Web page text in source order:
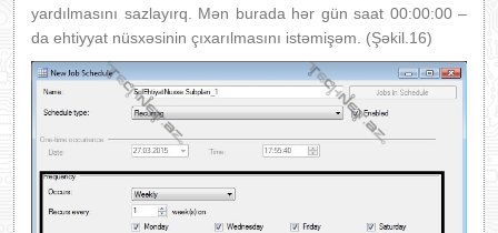
yardılmasını sazlayırq. Mən burada hər gün saat 00:00:00 –
da ehtiyyat nüsxəsinin çıxarılmasını istəmişəm. (Şəkil.16)